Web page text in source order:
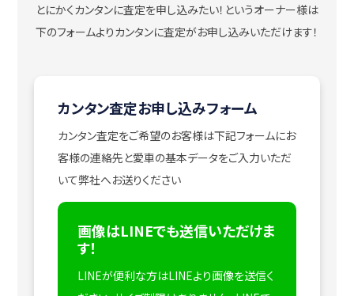
とにかくカンタンに査定を申し込みたい！ というオーナー様は
下のフォームよりカンタンに査定がお申し込みいただけます！
カンタン査定お申し込みフォーム
カンタン査定をご希望のお客様は下記フォームにお
客様の連絡先と愛車の基本データをご入力いただ
いて弊社へお送りください
画像はLINEでも送信いただけま
す！
LINEが便利な方はLINEより画像を送信く